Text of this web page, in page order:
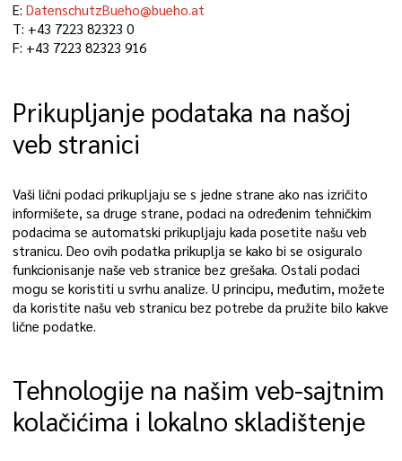
E:DatenschutzBueho@bueho.at
T: +43 7223 82323 0
F: +43 7223 82323 916
Prikupljanje podataka na našoj
veb stranici
Vaši lični podaci prikupljaju se s jedne strane ako nas izričito
informišete, sa druge strane, podaci na određenim tehničkim
podacima se automatski prikupljaju kada posetite našu veb
stranicu. Deo ovih podatka prikuplja se kako bi se osiguralo
funkcionisanje naše veb stranice bez grešaka. Ostali podaci
mogu se koristiti u svrhu analize. U principu, međutim, možete
da koristite našu veb stranicu bez potrebe da pružite bilo kakve
lične podatke.
Tehnologije na našim veb-sajtnim
kolačićima i lokalno skladištenje